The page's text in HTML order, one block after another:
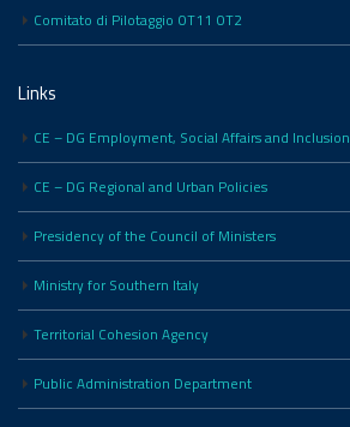
Comitato di Pilotaggio OT11 OT2
Links
CE – DG Employment, Social Affairs and Inclusion
CE – DG Regional and Urban Policies
Presidency of the Council of Ministers
Ministry for Southern Italy
Territorial Cohesion Agency
Public Administration Department